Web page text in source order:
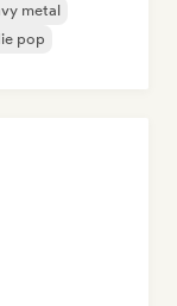
metal
pop